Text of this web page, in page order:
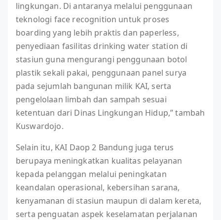
lingkungan. Di antaranya melalui penggunaan
teknologi face recognition untuk proses
boarding yang lebih praktis dan paperless,
penyediaan fasilitas drinking water station di
stasiun guna mengurangi penggunaan botol
plastik sekali pakai, penggunaan panel surya
pada sejumlah bangunan milik KAI, serta
pengelolaan limbah dan sampah sesuai
ketentuan dari Dinas Lingkungan Hidup,” tambah
Kuswardojo.
Selain itu, KAI Daop 2 Bandung juga terus
berupaya meningkatkan kualitas pelayanan
kepada pelanggan melalui peningkatan
keandalan operasional, kebersihan sarana,
kenyamanan di stasiun maupun di dalam kereta,
serta penguatan aspek keselamatan perjalanan